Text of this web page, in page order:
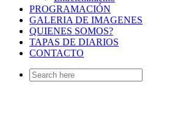
PROGRAMACIÓN
GALERIA DE IMAGENES
QUIENES SOMOS?
TAPAS DE DIARIOS
CONTACTO
Search
for: